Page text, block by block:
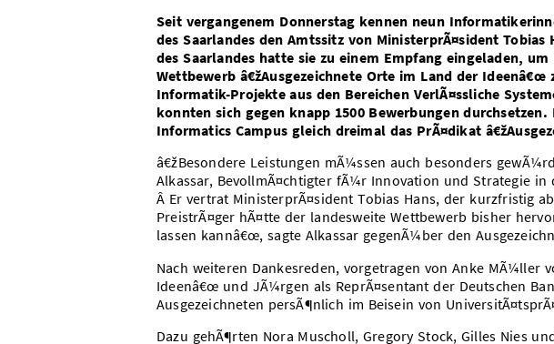
Seit vergangenem Donnerstag kennen neun
des Saarlandes den Amtssitz von MinisterprÃ¤sident
des Saarlandes hatte sie zu einem Empfang eingeladen,
Wettbewerb â€žAusgezeichnete Orte im Land der
Informatik-Projekte aus den Bereichen VerlÃ¤ssliche
konnten sich gegen knapp 1500 Bewerbungen
Informatics Campus gleich dreimal das PrÃ¤dikat
â€žBesondere Leistungen mÃ¼ssen auch besonders
Alkassar, BevollmÃ¤chtigter fÃ¼r Innovation und Strategie in
Â Er vertrat MinisterprÃ¤sident Tobias Hans, der kurzfristig
PreistrÃ¤ger hÃ¤tte der landesweite Wettbewerb bisher
lassen kannâ€œ, sagte Alkassar gegenÃ¼ber den
Nach weiteren Dankesreden, vorgetragen von Anke MÃ¼ller
Ideenâ€œ und JÃ¼rgen als ReprÃ¤sentant der Deutschen
Ausgezeichneten persÃ¶nlich im Beisein von
Dazu gehÃ¶rten Nora Muscholl, Gregory Stock, Gilles Nies